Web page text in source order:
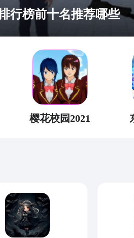
行榜前十名推荐哪些
樱花校园2021